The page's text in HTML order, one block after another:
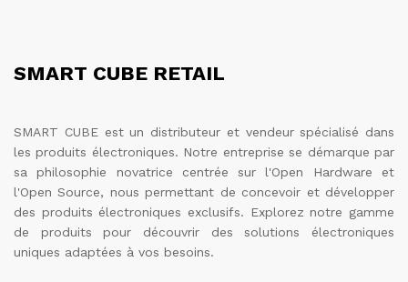
SMART CUBE RETAIL
SMART CUBE est un distributeur et vendeur spécialisé dans
les produits électroniques. Notre entreprise se démarque par
sa philosophie novatrice centrée sur l'Open Hardware et
l'Open Source, nous permettant de concevoir et développer
des produits électroniques exclusifs. Explorez notre gamme
de produits pour découvrir des solutions électroniques
uniques adaptées à vos besoins.